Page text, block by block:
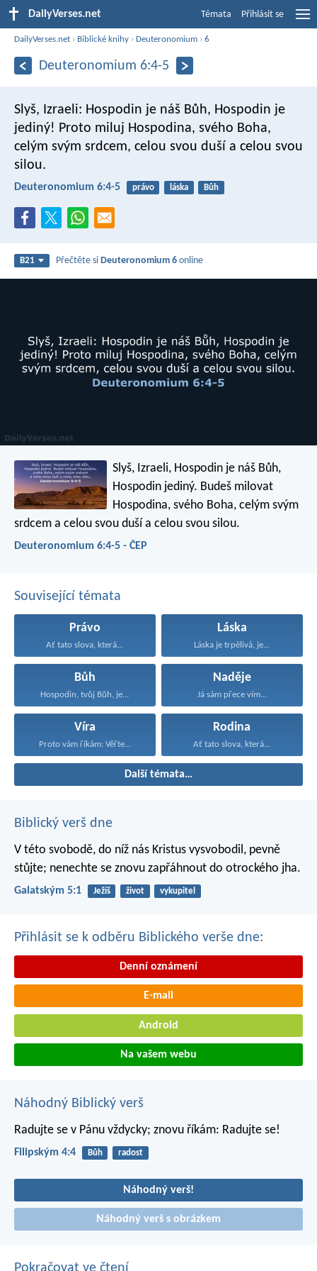
DailyVerses.net Témata Přihlásit se
DailyVerses.net › Biblické knihy ›Deuteronomium ›6
Deuteronomium 6:4-5
Slyš, Izraeli: Hospodin je náš Bůh, Hospodin je
jediný! Proto miluj Hospodina, svého Boha,
celým svým srdcem, celou svou duší a celou svou
silou.
Deuteronomium 6:4-5 právo láska Bůh
B21 Přečtěte siDeuteronomium 6 online
Slyš, Izraeli, Hospodin je náš Bůh,
Hospodin jediný. Budeš milovat
Hospodina, svého Boha, celým svým
srdcem a celou svou duší a celou svou silou.
Deuteronomium 6:4-5 - ČEP
Související témata
Právo
Ať tato slova, která...
Láska
Láska je trpělivá, je...
Bůh
Hospodin, tvůj Bůh, je...
Naděje
Já sám přece vím...
Víra
Proto vám říkám: Věřte...
Rodina
Ať tato slova, která...
Další témata…
Biblický verš dne
V této svobodě, do níž nás Kristus vysvobodil, pevně
stůjte; nenechte se znovu zapřáhnout do otrockého jha.
Galatským 5:1 Ježíš život vykupitel
Přihlásit se k odběru Biblického verše dne:
Denní oznámení
E-mail
Android
Na vašem webu
Náhodný Biblický verš
Radujte se v Pánu vždycky; znovu říkám: Radujte se!
Filipským 4:4 Bůh radost
Náhodný verš!
Náhodný verš s obrázkem